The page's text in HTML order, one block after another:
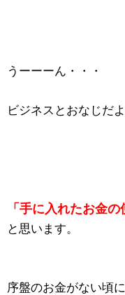
うーーーん・・・
ビジネスとおなじだ
「手に入れたお金の
と思います。
序盤のお金がない頃